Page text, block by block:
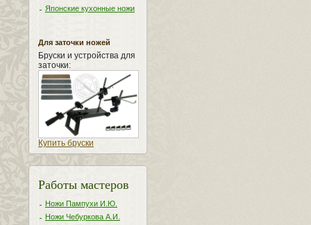
Японские кухонные ножи
Для заточки ножей
Бруски и устройства для
заточки:
Купить бруски
Работы мастеров
Ножи Пампухи И.Ю.
Ножи Чебуркова А.И.